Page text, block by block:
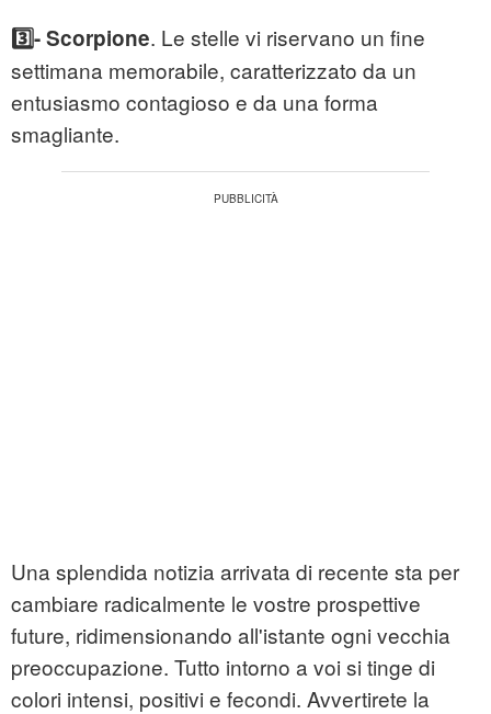
3️⃣- Scorpione. Le stelle vi riservano un fine
settimana memorabile, caratterizzato da un
entusiasmo contagioso e da una forma
smagliante.
Una splendida notizia arrivata di recente sta per
cambiare radicalmente le vostre prospettive
future, ridimensionando all'istante ogni vecchia
preoccupazione. Tutto intorno a voi si tinge di
colori intensi, positivi e fecondi. Avvertirete la